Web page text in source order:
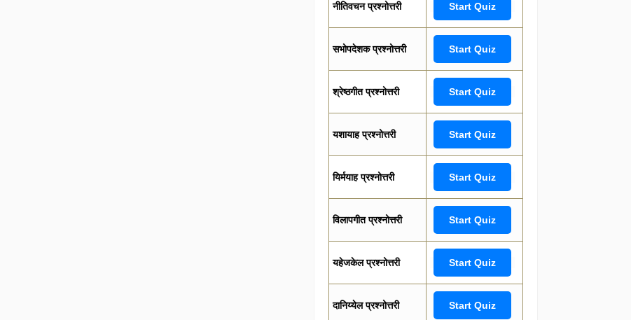
नीतिवचन प्रश्नोत्तरी Start Quiz
सभोपदेशक प्रश्नोत्तरी Start Quiz
श्रेष्ठगीत प्रश्नोत्तरी Start Quiz
यशायाह प्रश्नोत्तरी Start Quiz
यिर्मयाह प्रश्नोत्तरी Start Quiz
विलापगीत प्रश्नोत्तरी Start Quiz
यहेजकेल प्रश्नोत्तरी Start Quiz
दानिय्येल प्रश्नोत्तरी Start Quiz